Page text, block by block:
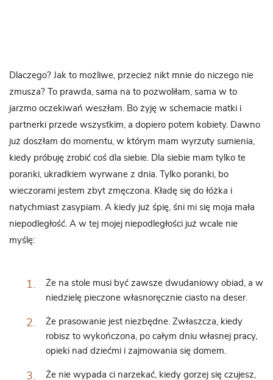
Dlaczego? Jak to możliwe, przecież nikt mnie do niczego nie
zmusza? To prawda, sama na to pozwoliłam, sama w to
jarzmo oczekiwań weszłam. Bo żyję w schemacie matki i
partnerki przede wszystkim, a dopiero potem kobiety. Dawno
już doszłam do momentu, w którym mam wyrzuty sumienia,
kiedy próbuję zrobić coś dla siebie. Dla siebie mam tylko te
poranki, ukradkiem wyrwane z dnia. Tylko poranki, bo
wieczorami jestem zbyt zmęczona. Kładę się do łóżka i
natychmiast zasypiam. A kiedy już śpię, śni mi się moja mała
niepodległość. A w tej mojej niepodległości już wcale nie
myślę:
Że na stole musi być zawsze dwudaniowy obiad, a w
niedzielę pieczone własnoręcznie ciasto na deser.
Że prasowanie jest niezbędne. Zwłaszcza, kiedy
robisz to wykończona, po całym dniu własnej pracy,
opieki nad dziećmi i zajmowania się domem.
Że nie wypada ci narzekać, kiedy gorzej się czujesz,